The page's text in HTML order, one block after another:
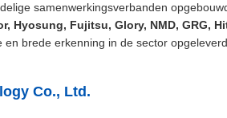
samenwerkingsverbanden
Hyosung, Fujitsu, Glory, NMD, GRG,
brede erkenning in de sector opgeleverd.
Co., Ltd.